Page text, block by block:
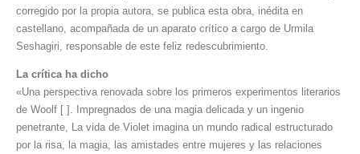
corregido por la propia autora, se publica esta obra, inédita en
castellano, acompañada de un aparato crítico a cargo de Urmila
Seshagiri, responsable de este feliz redescubrimiento.
La crítica ha dicho
«Una perspectiva renovada sobre los primeros experimentos literarios
de Woolf [ ]. Impregnados de una magia delicada y un ingenio
penetrante, La vida de Violet imagina un mundo radical estructurado
por la risa, la magia, las amistades entre mujeres y las relaciones